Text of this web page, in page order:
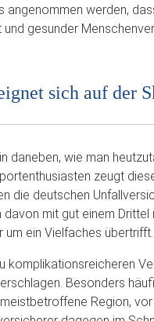
angenommen werden,
gesunder
sich auf der
daneben, wie man
zeugt
die deutschen
mit gut einem
um ein Vielfaches übertrifft.
komplikationsreicheren
Besonders
Region,